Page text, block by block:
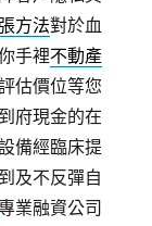
方法對於血
手裡不動產
估價位等您
府現金的在
備經臨床提
及不反彈自
業融資公司